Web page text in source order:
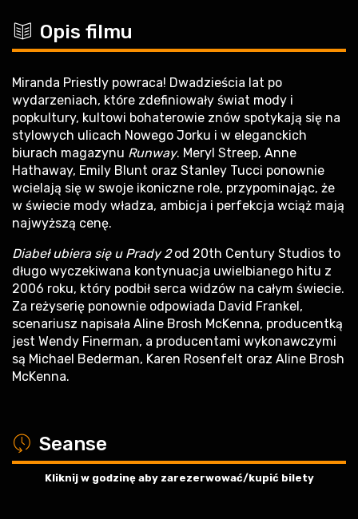
c Opis filmu
Miranda Priestly powraca! Dwadzieścia lat po
wydarzeniach, które zdefiniowały świat mody i
popkultury, kultowi bohaterowie znów spotykają się na
stylowych ulicach Nowego Jorku i w eleganckich
biurach magazynu Runway. Meryl Streep, Anne
Hathaway, Emily Blunt oraz Stanley Tucci ponownie
wcielają się w swoje ikoniczne role, przypominając, że
w świecie mody władza, ambicja i perfekcja wciąż mają
najwyższą cenę.
Diabeł ubiera się u Prady 2od 20th Century Studios to
długo wyczekiwana kontynuacja uwielbianego hitu z
2006 roku, który podbił serca widzów na całym świecie.
Za reżyserię ponownie odpowiada David Frankel,
scenariusz napisała Aline Brosh McKenna, producentką
jest Wendy Finerman, a producentami wykonawczymi
są Michael Bederman, Karen Rosenfelt oraz Aline Brosh
McKenna.
a Seanse
Kliknij w godzinę aby zarezerwować/kupić bilety